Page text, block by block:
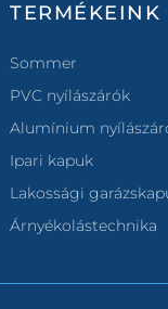
TERMÉKEINK
Sommer
PVC nyílászárók
Alumínium
Ipari kapuk
Lakossági
Árnyékolástechnika